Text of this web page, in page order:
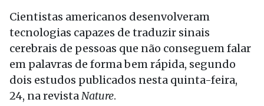
Cientistas americanos desenvolveram
tecnologias capazes de traduzir sinais
cerebrais de pessoas que não conseguem falar
em palavras de forma bem rápida, segundo
dois estudos publicados nesta quinta-feira,
24, na revistaNature.